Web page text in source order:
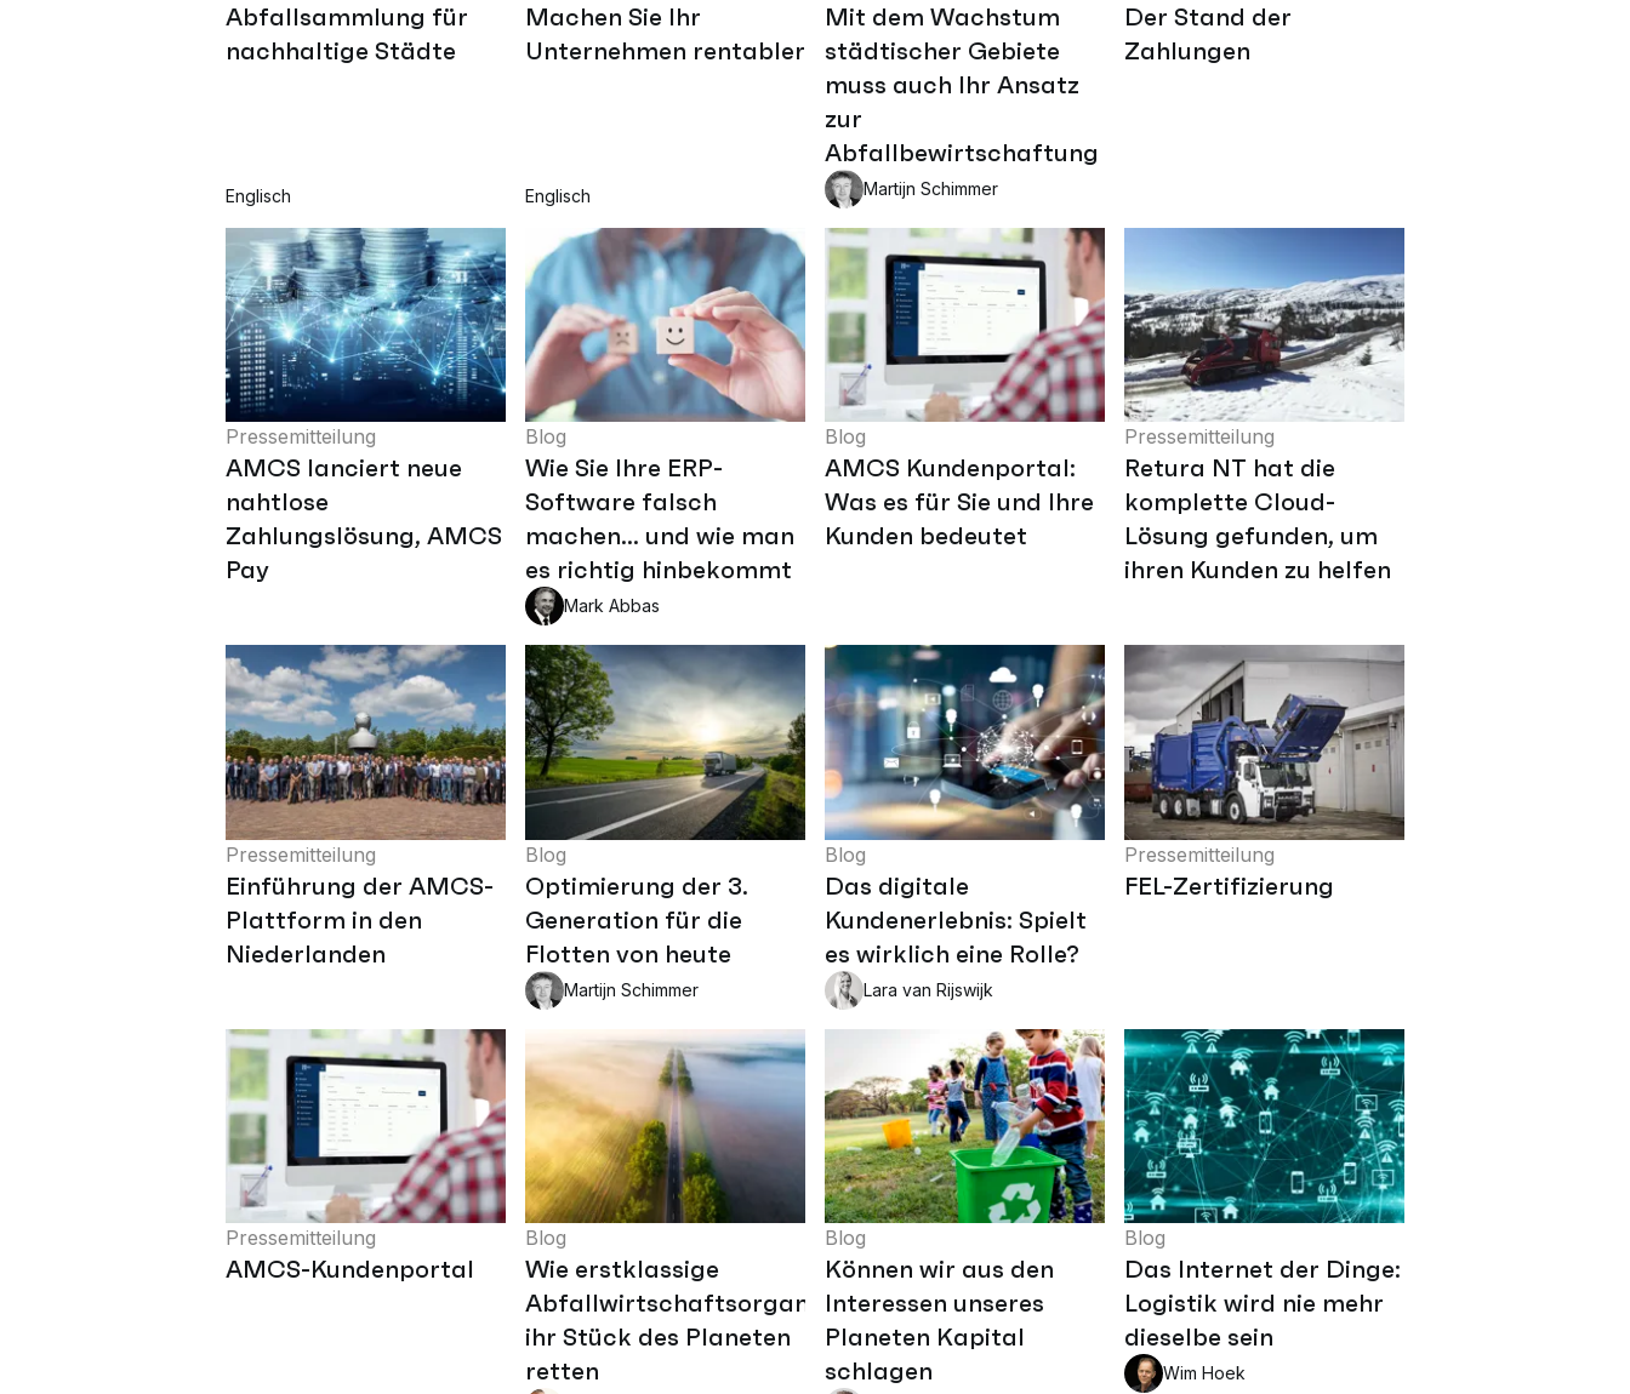
Abfallsammlung für
nachhaltige Städte
Englisch
Machen Sie Ihr
Unternehmen rentabler
Englisch
Mit dem Wachstum
städtischer Gebiete
muss auch Ihr Ansatz
zur
Abfallbewirtschaftung
Martijn Schimmer
Der Stand der
Zahlungen
Pressemitteilung
AMCS lanciert neue
nahtlose
Zahlungslösung, AMCS
Pay
Blog
Wie Sie Ihre ERP-
Software falsch
machen... und wie man
es richtig hinbekommt
Mark Abbas
Blog
AMCS Kundenportal:
Was es für Sie und Ihre
Kunden bedeutet
Pressemitteilung
Retura NT hat die
komplette Cloud-
Lösung gefunden, um
ihren Kunden zu helfen
Pressemitteilung
Einführung der AMCS-
Plattform in den
Niederlanden
Blog
Optimierung der 3.
Generation für die
Flotten von heute
Martijn Schimmer
Blog
Das digitale
Kundenerlebnis: Spielt
es wirklich eine Rolle?
Lara van Rijswijk
Pressemitteilung
FEL-Zertifizierung
Pressemitteilung
AMCS-Kundenportal
Blog
Wie erstklassige
Abfallwirtschaftsorganisationen
ihr Stück des Planeten
retten
Blog
Können wir aus den
Interessen unseres
Planeten Kapital
schlagen
Blog
Das Internet der Dinge:
Logistik wird nie mehr
dieselbe sein
Wim Hoek